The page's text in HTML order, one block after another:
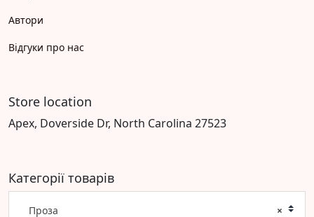
Автори
Відгуки про нас
Store location
Apex, Doverside Dr, North Carolina 27523
Категорії товарів
×
Проза